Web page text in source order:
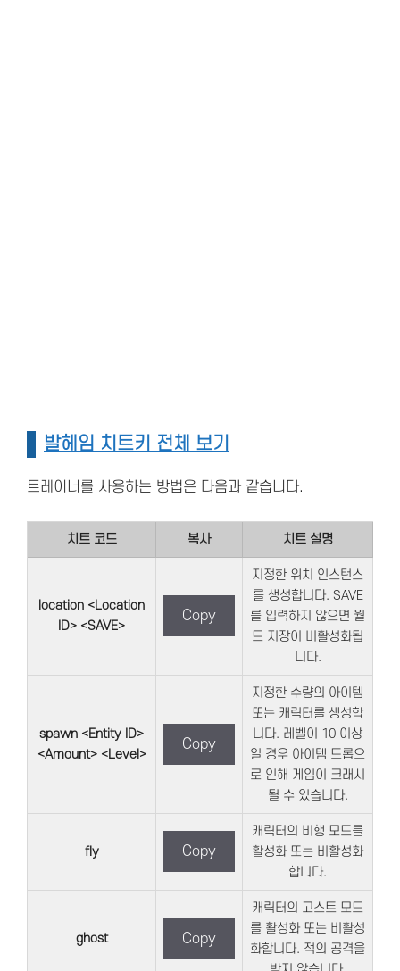
발헤임 치트키 전체 보기
트레이너를 사용하는 방법은 다음과 같습니다.
치트 코드 복사 치트 설명
location <Location
ID> <SAVE>
Copy
지정한 위치 인스턴스
를 생성합니다. SAVE
를 입력하지 않으면 월
드 저장이 비활성화됩
니다.
spawn <Entity ID>
<Amount> <Level>
Copy
지정한 수량의 아이템
또는 캐릭터를 생성합
니다. 레벨이 10 이상
일 경우 아이템 드롭으
로 인해 게임이 크래시
될 수 있습니다.
fly Copy
캐릭터의 비행 모드를
활성화 또는 비활성화
합니다.
ghost Copy
캐릭터의 고스트 모드
를 활성화 또는 비활성
화합니다. 적의 공격을